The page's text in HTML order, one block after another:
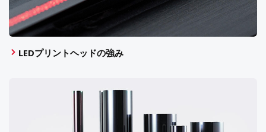
LEDプリントヘッドの強み